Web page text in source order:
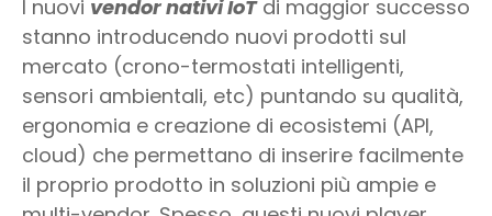
I nuovi vendor nativi IoTdi maggior successo
stanno introducendo nuovi prodotti sul
mercato (crono-termostati intelligenti,
sensori ambientali, etc) puntando su qualità,
ergonomia e creazione di ecosistemi (API,
cloud) che permettano di inserire facilmente
il proprio prodotto in soluzioni più ampie e